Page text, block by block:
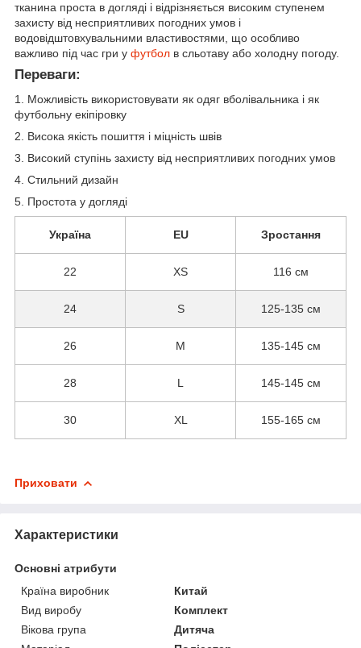
тканина проста в догляді і відрізняється високим ступенем
захисту від несприятливих погодних умов і
водовідштовхувальними властивостями, що особливо
важливо під час гри у футбол в сльотаву або холодну погоду.
Переваги:
1. Можливість використовувати як одяг вболівальника і як
футбольну екіпіровку
2. Висока якість пошиття і міцність швів
3. Високий ступінь захисту від несприятливих погодних умов
4. Стильний дизайн
5. Простота у догляді
Україна EU Зростання
22 XS 116 см
24 S 125-135 см
26 M 135-145 см
28 L 145-145 см
30 XL 155-165 см
Приховати
Характеристики
Основні атрибути
Країна виробник
Китай
Вид виробу
Комплект
Вікова група
Дитяча